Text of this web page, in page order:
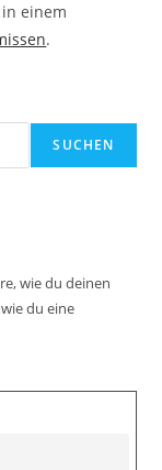
einem
.
SUCHEN
wie du deinen
du eine